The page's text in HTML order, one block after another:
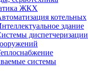
ЖКХ
котельных
здание
системы